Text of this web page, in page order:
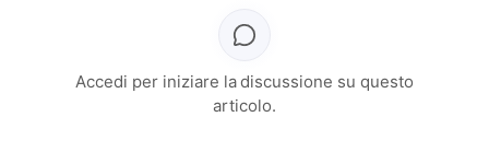
Accedi per iniziare la discussione su questo
articolo.